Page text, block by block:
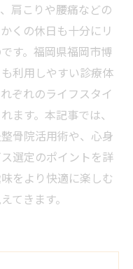
肩こりや腰痛などの
くの休日も十分にリ
す。福岡県福岡市博
利用しやすい診療体
ぞれのライフスタイ
ます。本記事では、
骨院活用術や、心身
選定のポイントを詳
をより快適に楽しむ
てきます。